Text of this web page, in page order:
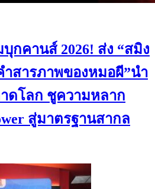
กคานส์ 2026! ส่ง “สมิง
ำสารภาพของหมอผี”นำ
ดโลก ชูความหลาก
สู่มาตรฐานสากล